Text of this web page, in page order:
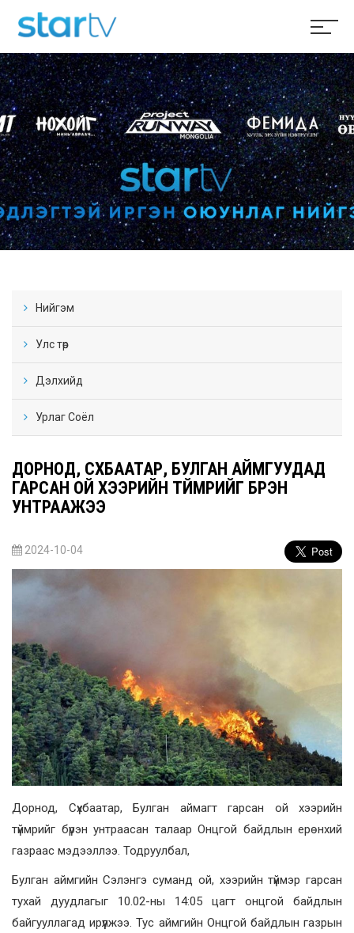
Нийгэм
Улс төр
Дэлхийд
Урлаг Соёл
ДОРНОД, СҮХБААТАР, БУЛГАН АЙМГУУДАД
ГАРСАН ОЙ ХЭЭРИЙН ТҮЙМРИЙГ БҮРЭН
УНТРААЖЭЭ
2024-10-04
Дорнод, Сүхбаатар, Булган аймагт гарсан ой хээрийн
түймрийг бүрэн унтраасан талаар Онцгой байдлын ерөнхий
газраас мэдээллээ. Тодруулбал,
Булган аймгийн Сэлэнгэ суманд ой, хээрийн түймэр гарсан
тухай дуудлагыг 10.02-ны 14:05 цагт онцгой байдлын
байгууллагад ирүүлжээ. Тус аймгийн Онцгой байдлын газрын